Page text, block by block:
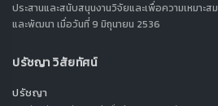
ประสานและสนับสนุนงานวิจัยและเพื่อความเหมาะ
และพัฒนา เมื่อวันที่ 9 มิถุนายน 2536
ปรัชญา วิสัยทัศน์
ปรัชญา